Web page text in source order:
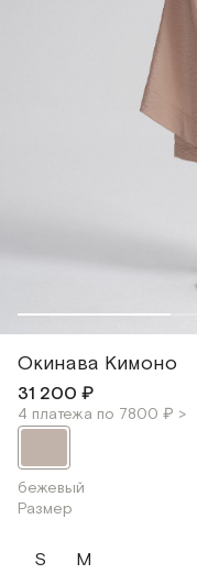
Окинава Кимоно
31 200 ₽
4 платежа по 7800 ₽ >
бежевый
Размер
S
M